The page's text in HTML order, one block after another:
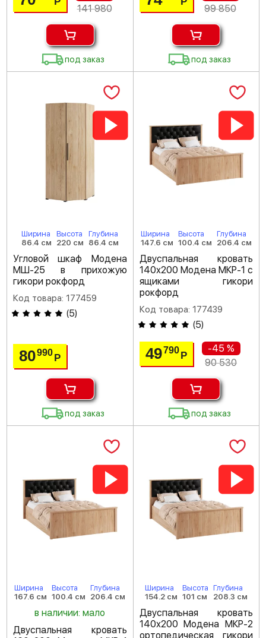
141 980
под заказ
99 850
под заказ
Ширина
86.4 см
Высота
220 см
Глубина
86.4 см
Угловой шкаф Модена
МШ-25 в прихожую
гикори рокфорд
Код товара: 177459
(5)
80990Р
под заказ
Ширина
147.6 см
Высота
100.4 см
Глубина
206.4 см
Двуспальная кровать
140х200 Модена МКР-1 с
ящиками гикори
рокфорд
Код товара: 177439
(5)
49790 Р
-45 %
90 530
под заказ
Ширина
167.6 см
Высота
100.4 см
Глубина
206.4 см
в наличии: мало
Двуспальная кровать
Ширина
154.2 см
Высота
101 см
Глубина
208.3 см
Двуспальная кровать
140х200 Модена МКР-2
ортопедическая гикори